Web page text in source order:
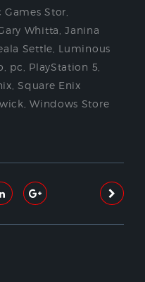
Games Stor
Whitta ,Janina
Settle Luminous
pc PlayStation 5
,Square Enix
,Windows Store